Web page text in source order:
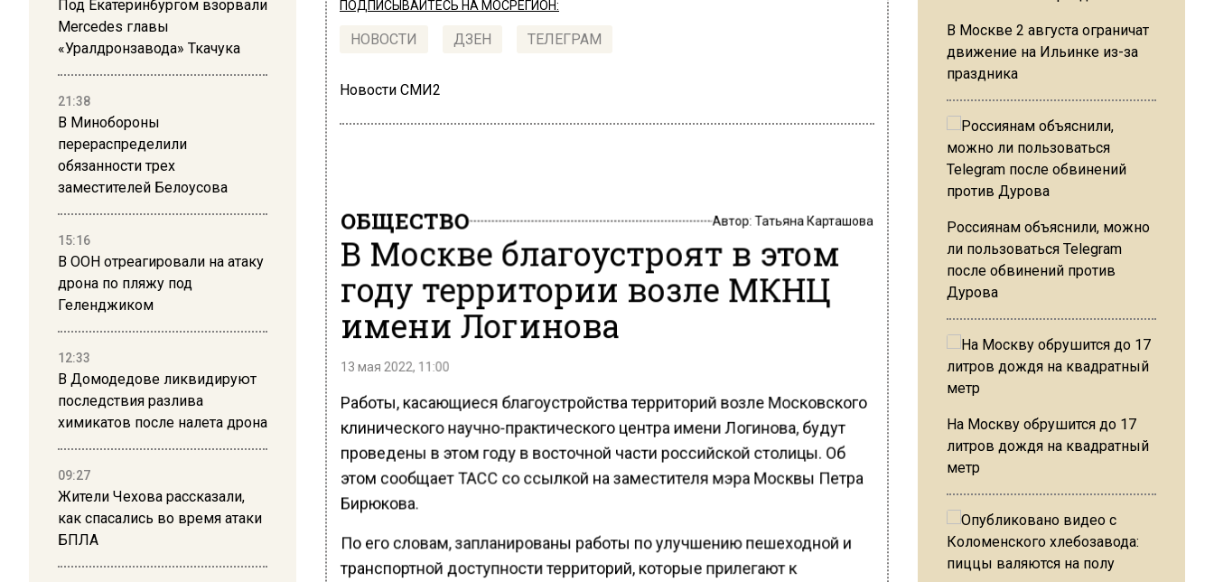
Под Екатеринбургом взорвали
Mercedes главы
«Уралдронзавода» Ткачука
21:38
В Минобороны
перераспределили
обязанности трех
заместителей Белоусова
15:16
В ООН отреагировали на атаку
дрона по пляжу под
Геленджиком
12:33
В Домодедове ликвидируют
последствия разлива
химикатов после налета дрона
09:27
Жители Чехова рассказали,
как спасались во время атаки
БПЛА
ПОДПИСЫВАЙТЕСЬ НА МОСРЕГИОН:
НОВОСТИ ДЗЕН ТЕЛЕГРАМ
Новости СМИ2
ОБЩЕСТВО Автор:Татьяна Карташова
В Москве благоустроят в этом
году территории возле МКНЦ
имени Логинова
13 мая 2022, 11:00
Работы, касающиеся благоустройства территорий возле Московского
клинического научно-практического центра имени Логинова, будут
проведены в этом году в восточной части российской столицы. Об
этом сообщает ТАСС со ссылкой на заместителя мэра Москвы Петра
Бирюкова.
По его словам, запланированы работы по улучшению пешеходной и
транспортной доступности территорий, которые прилегают к
В Москве 2 августа ограничат
движение на Ильинке из-за
праздника
Россиянам объяснили, можно
ли пользоваться Telegram
после обвинений против
Дурова
На Москву обрушится до 17
литров дождя на квадратный
метр